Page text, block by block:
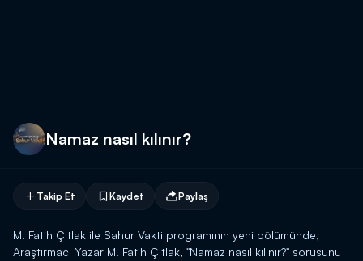
Namaz nasıl kılınır?
Takip Et Kaydet Paylaş
M. Fatih Çıtlak ile Sahur Vakti programının yeni bölümünde,
Araştırmacı Yazar M. Fatih Çıtlak, "Namaz nasıl kılınır?" sorusunu